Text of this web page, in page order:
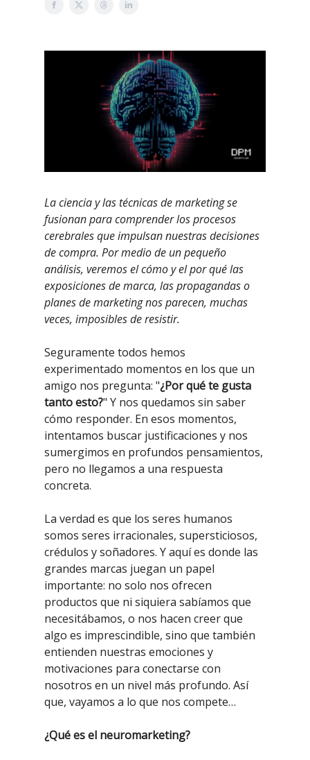
La ciencia y las técnicas de marketing se
fusionan para comprender los procesos
cerebrales que impulsan nuestras decisiones
de compra. Por medio de un pequeño
análisis, veremos el cómo y el por qué las
exposiciones de marca, las propagandas o
planes de marketing nos parecen, muchas
veces, imposibles de resistir.
Seguramente todos hemos
experimentado momentos en los que un
amigo nos pregunta: "¿Por qué te gusta
tanto esto?" Y nos quedamos sin saber
cómo responder. En esos momentos,
intentamos buscar justificaciones y nos
sumergimos en profundos pensamientos,
pero no llegamos a una respuesta
concreta.
La verdad es que los seres humanos
somos seres irracionales, supersticiosos,
crédulos y soñadores. Y aquí es donde las
grandes marcas juegan un papel
importante: no solo nos ofrecen
productos que ni siquiera sabíamos que
necesitábamos, o nos hacen creer que
algo es imprescindible, sino que también
entienden nuestras emociones y
motivaciones para conectarse con
nosotros en un nivel más profundo. Así
que, vayamos a lo que nos compete…
¿Qué es el neuromarketing?